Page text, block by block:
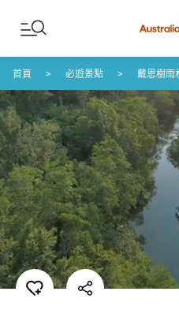
跳至內容
跳至頁尾導覽
首頁 必遊景點 戴恩樹